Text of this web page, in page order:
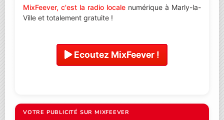
MixFeever, c'est la radio locale numérique à Marly-la-
Ville et totalement gratuite !
Ecoutez MixFeever !
VOTRE PUBLICITÉ SUR MIXFEEVER